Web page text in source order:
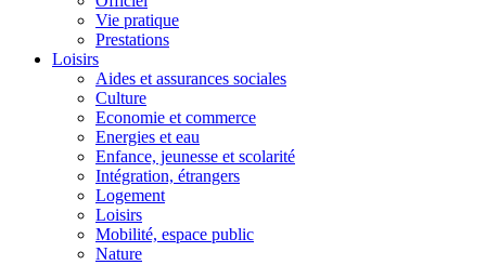
Vie pratique
Prestations
Loisirs
Aides et assurances sociales
Culture
Economie et commerce
Energies et eau
Enfance, jeunesse et scolarité
Intégration, étrangers
Logement
Loisirs
Mobilité, espace public
Nature